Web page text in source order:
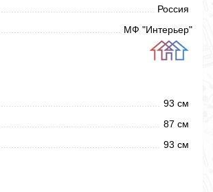
Россия
МФ "Интерьер"
93 см
87 см
93 см